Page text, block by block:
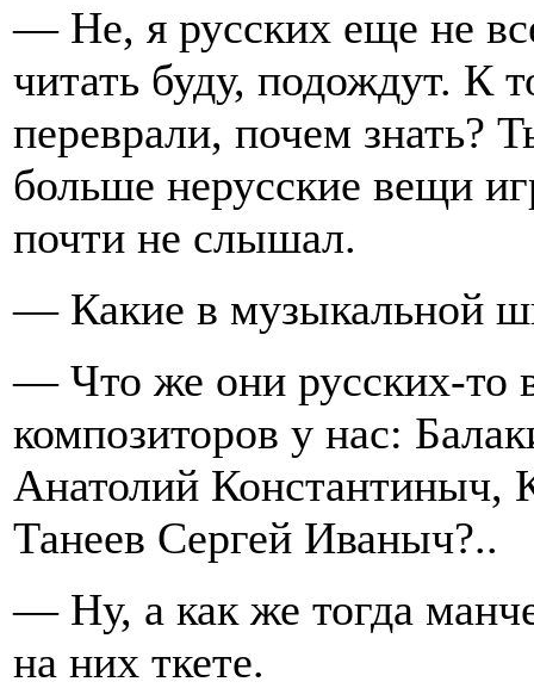
— Не, я русских еще не
читать буду, подождут. К
переврали, почем знать?
больше нерусские вещи
почти не слышал.
— Какие в музыкальной
— Что же они русских-то
композиторов у нас:
Анатолий Константиныч,
Танеев Сергей Иваныч?..
— Ну, а как же тогда
на них ткете.